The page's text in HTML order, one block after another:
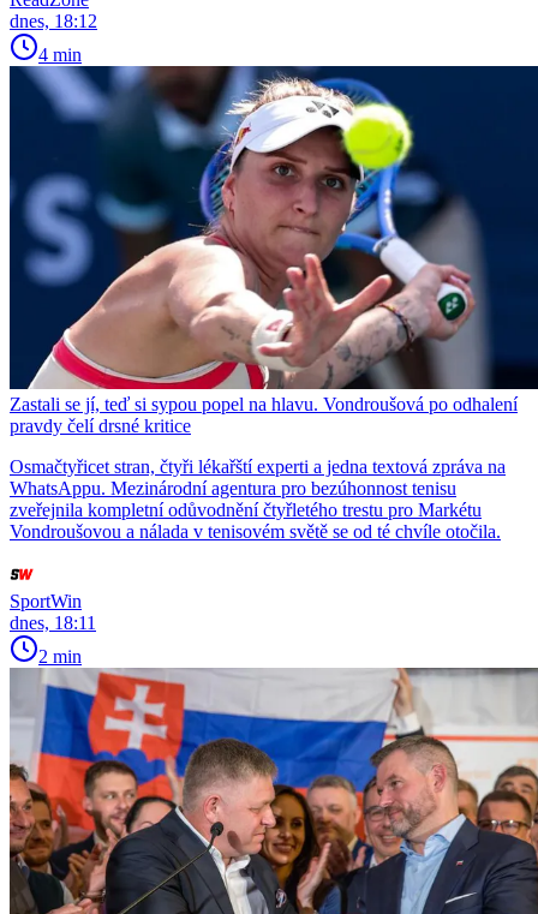
dnes, 18:12
4 min
Zastali se jí, teď si sypou popel na hlavu. Vondroušová po odhalení
pravdy čelí drsné kritice
Osmačtyřicet stran, čtyři lékařští experti a jedna textová zpráva na
WhatsAppu. Mezinárodní agentura pro bezúhonnost tenisu
zveřejnila kompletní odůvodnění čtyřletého trestu pro Markétu
Vondroušovou a nálada v tenisovém světě se od té chvíle otočila.
SportWin
dnes, 18:11
2 min